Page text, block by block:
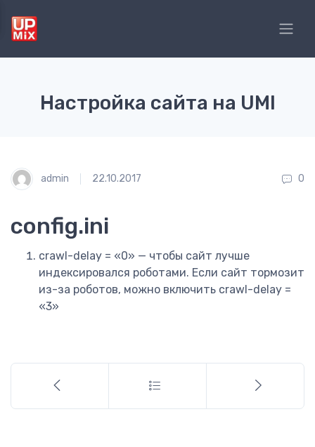
Настройка сайта на UMI
admin 22.10.2017 0
config.ini
crawl-delay = «0» — чтобы сайт лучше
индексировался роботами. Если сайт тормозит
из-за роботов, можно включить crawl-delay =
«3»